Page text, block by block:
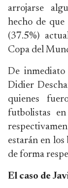
arrojarse
hecho de
(37.5%)
Copa del
De inmediato
Didier
quienes
futbolistas
estarán en
de forma
El caso de